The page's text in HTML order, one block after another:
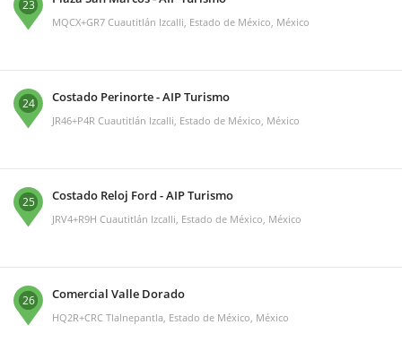
23
MQCX+GR7 Cuautitlán Izcalli, Estado de México, México
24 Costado Perinorte - AIP Turismo
JR46+P4R Cuautitlán Izcalli, Estado de México, México
25 Costado Reloj Ford - AIP Turismo
JRV4+R9H Cuautitlán Izcalli, Estado de México, México
26 Comercial Valle Dorado
HQ2R+CRC Tlalnepantla, Estado de México, México